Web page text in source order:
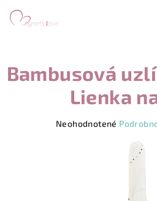
Bambusová
Lienka
Neohodnotené